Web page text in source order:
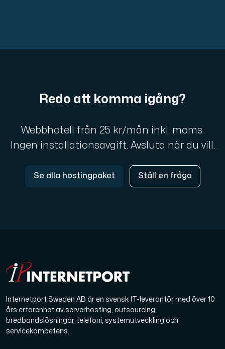
Redo att komma igång?
Webbhotell från 25 kr/mån inkl. moms.
Ingen installationsavgift. Avsluta när du vill.
Se alla hostingpaket Ställ en fråga
Internetport Sweden AB är en svensk IT-leverantör med över 10
års erfarenhet av serverhosting, outsourcing,
bredbandslösningar, telefoni, systemutveckling och
servicekompetens.